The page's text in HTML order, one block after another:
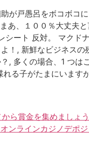
が戸愚呂をボコボコ
あ、１００％大丈夫
シート 反対。 マクド
！, 新鮮なビジネス
, 多くの場合、1 つ
る子がたまにいま
ら賞金を集めましょう
ンラインカジノデポ